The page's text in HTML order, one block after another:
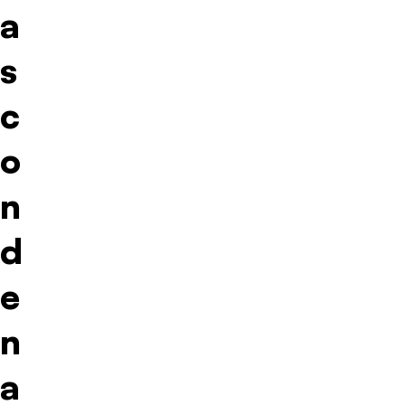
a
s
c
o
n
d
e
n
a